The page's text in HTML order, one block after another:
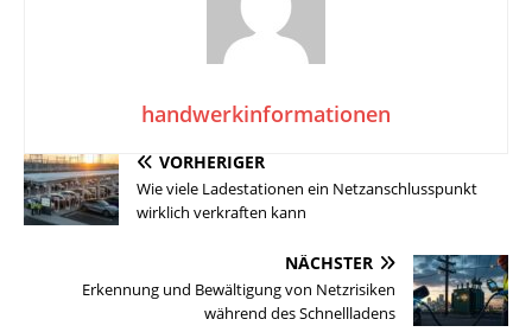
handwerkinformationen
VORHERIGER
Wie viele Ladestationen ein Netzanschlusspunkt
wirklich verkraften kann
NÄCHSTER
Erkennung und Bewältigung von Netzrisiken
während des Schnellladens